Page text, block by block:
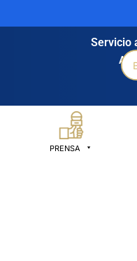
Servicio
PRENSA